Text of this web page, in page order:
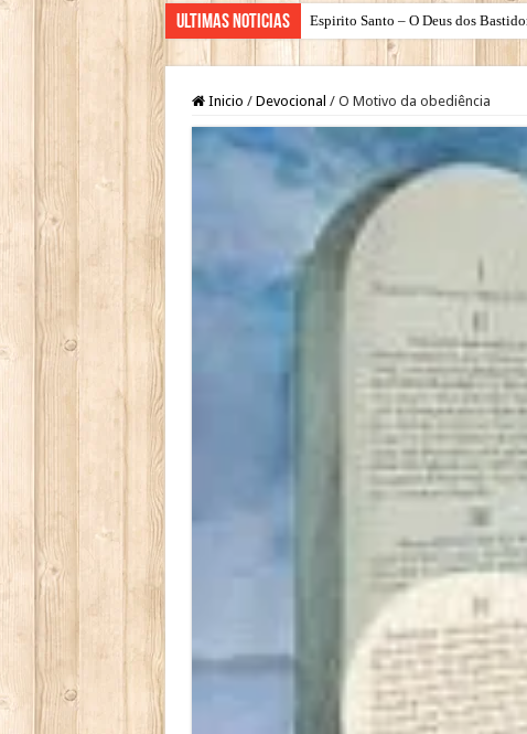
Ultimas Noticias Espirito Santo – O Deus dos
Inicio / Devocional / O Motivo da obediência